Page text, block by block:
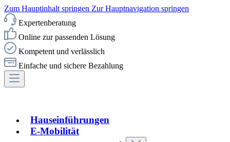
Zum Hauptinhalt springen Zur Hauptnavigation springen
Expertenberatung
Online zur passenden Lösung
Kompetent und verlässlich
Einfache und sichere Bezahlung
Hauseinführungen
E-Mobilität